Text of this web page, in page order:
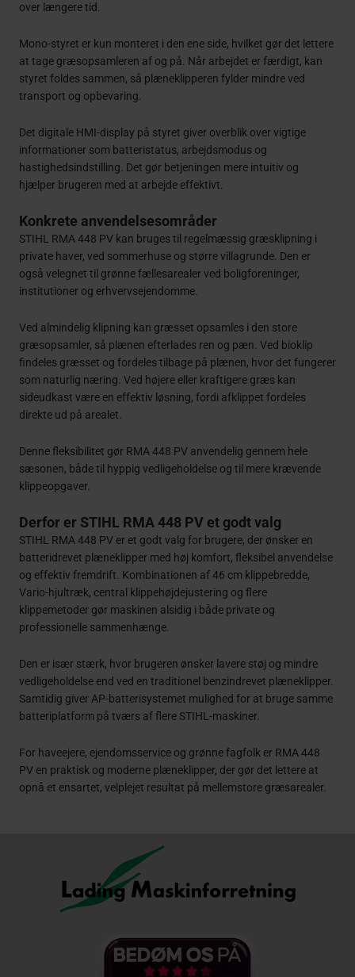
over længere tid.
Mono-styret er kun monteret i den ene side, hvilket gør det lettere
at tage græsopsamleren af og på. Når arbejdet er færdigt, kan
styret foldes sammen, så plæneklipperen fylder mindre ved
transport og opbevaring.
Det digitale HMI-display på styret giver overblik over vigtige
informationer som batteristatus, arbejdsmodus og
hastighedsindstilling. Det gør betjeningen mere intuitiv og
hjælper brugeren med at arbejde effektivt.
Konkrete anvendelsesområder
STIHL RMA 448 PV kan bruges til regelmæssig græsklipning i
private haver, ved sommerhuse og større villagrunde. Den er
også velegnet til grønne fællesarealer ved boligforeninger,
institutioner og erhvervsejendomme.
Ved almindelig klipning kan græsset opsamles i den store
græsopsamler, så plænen efterlades ren og pæn. Ved bioklip
findeles græsset og fordeles tilbage på plænen, hvor det fungerer
som naturlig næring. Ved højere eller kraftigere græs kan
sideudkast være en effektiv løsning, fordi afklippet fordeles
direkte ud på arealet.
Denne fleksibilitet gør RMA 448 PV anvendelig gennem hele
sæsonen, både til hyppig vedligeholdelse og til mere krævende
klippeopgaver.
Derfor er STIHL RMA 448 PV et godt valg
STIHL RMA 448 PV er et godt valg for brugere, der ønsker en
batteridrevet plæneklipper med høj komfort, fleksibel anvendelse
og effektiv fremdrift. Kombinationen af 46 cm klippebredde,
Vario-hjultræk, central klippehøjdejustering og flere
klippemetoder gør maskinen alsidig i både private og
professionelle sammenhænge.
Den er især stærk, hvor brugeren ønsker lavere støj og mindre
vedligeholdelse end ved en traditionel benzindrevet plæneklipper.
Samtidig giver AP-batterisystemet mulighed for at bruge samme
batteriplatform på tværs af flere STIHL-maskiner.
For haveejere, ejendomsservice og grønne fagfolk er RMA 448
PV en praktisk og moderne plæneklipper, der gør det lettere at
opnå et ensartet, velplejet resultat på mellemstore græsarealer.